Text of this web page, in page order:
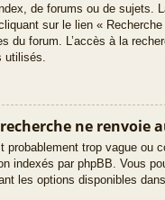
de forums ou de sujets.
sur le lien «
du forum. L’accès à la
utilisés.
ne renvoie
probablement trop vague ou
indexés par phpBB. Vous
les options disponibles